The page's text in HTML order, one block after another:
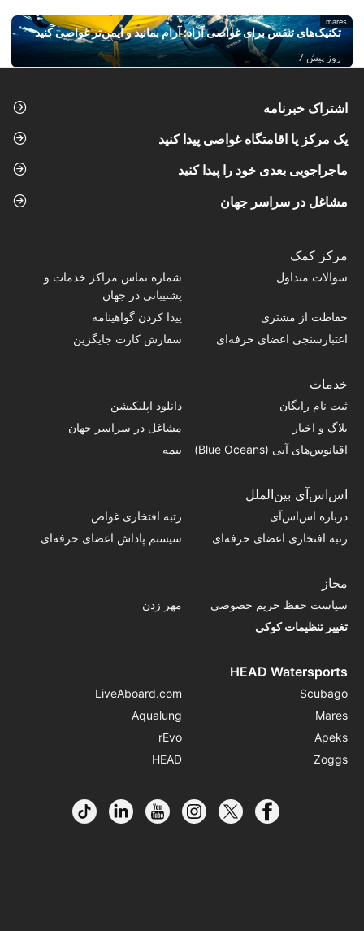
mares
تکنیک‌های تنفس برای غواصی آزاد: آرام بمانید و ایمن‌تر غواصی کنید
روز پیش 7
اشتراک خبرنامه
یک مرکز یا اقامتگاه غواصی پیدا کنید
ماجراجویی بعدی خود را پیدا کنید
مشاغل در سراسر جهان
مرکز کمک
سوالات متداول
شماره تماس‌ مراکز خدمات و
پشتیبانی در جهان
حفاظت از مشتری
پیدا کردن گواهینامه
اعتبارسنجی اعضای حرفه‌ای
سفارش کارت جایگزین
خدمات
ثبت نام رایگان
دانلود اپلیکیشن
بلاگ و اخبار
مشاغل در سراسر جهان
اقیانوس‌های آبی (Blue Oceans)
بیمه
اس‌اس‌آی بین‌الملل
درباره اس‌اس‌آی
رتبه افتخاری غواص
رتبه افتخاری اعضای حرفه‌ای
سیستم پاداش اعضای حرفه‌ای
مجاز
سیاست حفظ حریم خصوصی
مهر زدن
تغییر تنظیمات کوکی
HEAD Watersports
Scubago
LiveAboard.com
Mares
Aqualung
Apeks
rEvo
Zoggs
HEAD